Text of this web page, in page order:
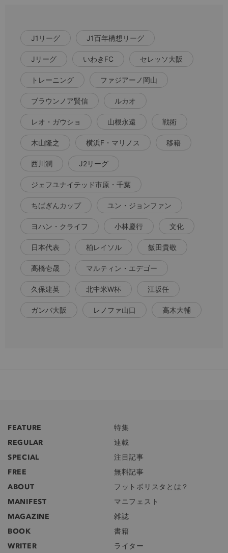
J1リーグ J1百年構想リーグ
Jリーグ いわきFC セレッソ大阪
トレーニング ファジアーノ岡山
ブラウンノア賢信 ルカオ
レオ・ガウショ 山根永遠 戦術
木山隆之 横浜F・マリノス 移籍
西川潤 J2リーグ
ジェフユナイテッド市原・千葉
ちばぎんカップ ユン・ジョンファン
ヨハン・クライフ 小林慶行 文化
日本代表 柏レイソル 飯田貴敬
高橋壱晟 マルティン・エデゴー
久保建英 北中米W杯 江坂任
ガンバ大阪 レノファ山口 高木大輔
FEATURE
特集
REGULAR
連載
SPECIAL
注目記事
FREE
無料記事
ABOUT
フットボリスタとは？
MANIFEST
マニフェスト
MAGAZINE
雑誌
BOOK
書籍
WRITER
ライター